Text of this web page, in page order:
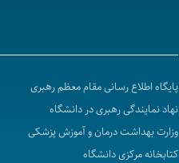
پایگاه اطلاع رسانی مقام معظم رهبری
نهاد نمایندگی رهبری در دانشگاه
وزارت بهداشت درمان و آموزش پزشکی
کتابخانه مرکزی دانشگاه